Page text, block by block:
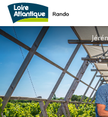
Domaine Jérémie Huchet